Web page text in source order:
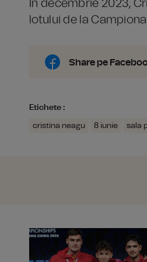
În decembrie 2023,
lotului de la
Share pe
Etichete :
cristina neagu 8 iunie sala